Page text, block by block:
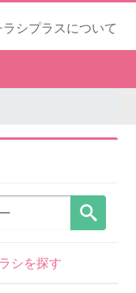
ラシプラスについて
シを探す